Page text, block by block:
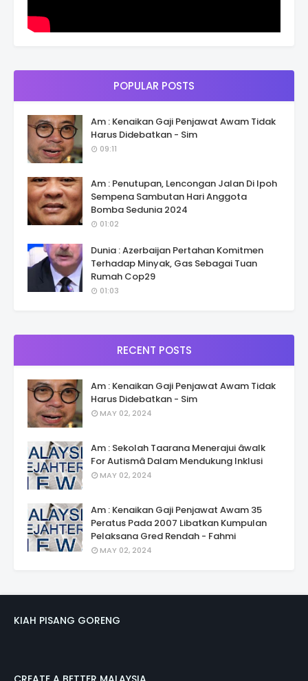
POPULAR POSTS
Am : Kenaikan Gaji Penjawat Awam Tidak
Harus Didebatkan - Sim
09:11
Am : Penutupan, Lencongan Jalan Di Ipoh
Sempena Sambutan Hari Anggota
Bomba Sedunia 2024
01:02
Dunia : Azerbaijan Pertahan Komitmen
Terhadap Minyak, Gas Sebagai Tuan
Rumah Cop29
01:03
RECENT POSTS
Am : Kenaikan Gaji Penjawat Awam Tidak
Harus Didebatkan - Sim
MAY 02, 2024
Am : Sekolah Taarana Menerajui âwalk
For Autismâ Dalam Mendukung Inklusi
MAY 02, 2024
Am : Kenaikan Gaji Penjawat Awam 35
Peratus Pada 2007 Libatkan Kumpulan
Pelaksana Gred Rendah - Fahmi
MAY 02, 2024
KIAH PISANG GORENG